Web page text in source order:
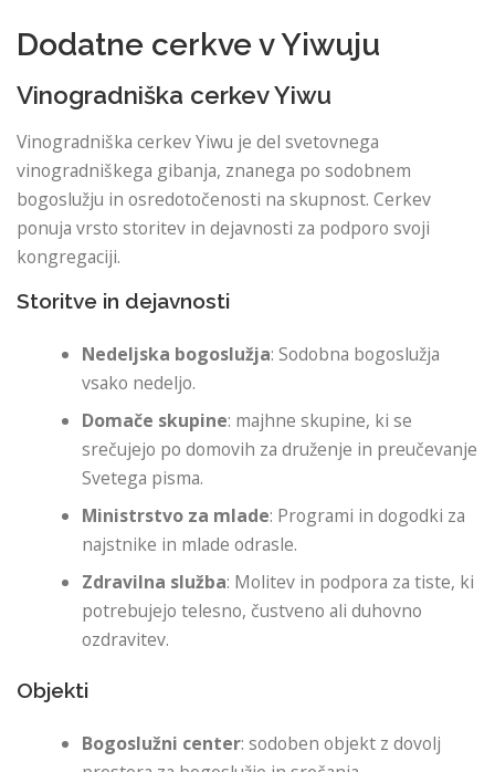
Dodatne cerkve v Yiwuju
Vinogradniška cerkev Yiwu
Vinogradniška cerkev Yiwu je del svetovnega
vinogradniškega gibanja, znanega po sodobnem
bogoslužju in osredotočenosti na skupnost. Cerkev
ponuja vrsto storitev in dejavnosti za podporo svoji
kongregaciji.
Storitve in dejavnosti
Nedeljska bogoslužja: Sodobna bogoslužja
vsako nedeljo.
Domače skupine: majhne skupine, ki se
srečujejo po domovih za druženje in preučevanje
Svetega pisma.
Ministrstvo za mlade: Programi in dogodki za
najstnike in mlade odrasle.
Zdravilna služba: Molitev in podpora za tiste, ki
potrebujejo telesno, čustveno ali duhovno
ozdravitev.
Objekti
Bogoslužni center: sodoben objekt z dovolj